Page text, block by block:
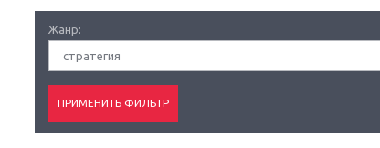
Жанр:
стратегия